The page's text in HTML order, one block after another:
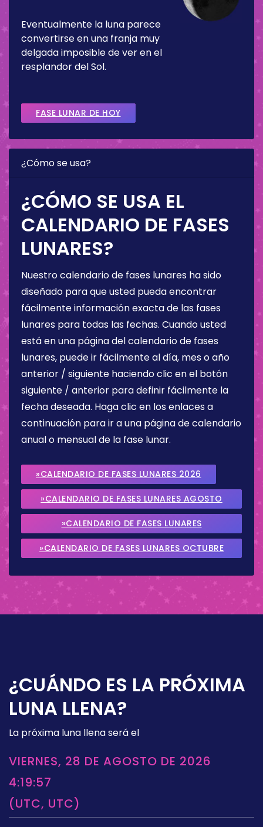
Eventualmente la luna parece
convertirse en una franja muy
delgada imposible de ver en el
resplandor del Sol.
FASE LUNAR DE HOY
¿Cómo se usa?
¿CÓMO SE USA EL
CALENDARIO DE FASES
LUNARES?
Nuestro calendario de fases lunares ha sido
diseñado para que usted pueda encontrar
fácilmente información exacta de las fases
lunares para todas las fechas. Cuando usted
está en una página del calendario de fases
lunares, puede ir fácilmente al día, mes o año
anterior / siguiente haciendo clic en el botón
siguiente / anterior para definir fácilmente la
fecha deseada. Haga clic en los enlaces a
continuación para ir a una página de calendario
anual o mensual de la fase lunar.
»CALENDARIO DE FASES LUNARES 2026
»CALENDARIO DE FASES LUNARES AGOSTO
2026
»CALENDARIO DE FASES LUNARES
SEPTIEMBRE 2026
»CALENDARIO DE FASES LUNARES OCTUBRE
¿CUÁNDO ES LA PRÓXIMA
LUNA LLENA?
La próxima luna llena será el
VIERNES, 28 DE AGOSTO DE 2026
4:19:57
(UTC, UTC)